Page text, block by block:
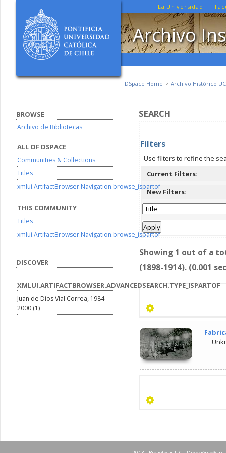
La Universidad
Archivo
DSpace Home Archivo Histórico UC
SEARCH
Filters
Use filters to refine the
Current Filters:
New Filters:
Showing 1 out of a
(1898-1914). (0.001
BROWSE
Archivo de Bibliotecas
ALL OF DSPACE
Communities & Collections
Titles
xmlui.ArtifactBrowser.Navigation.browse_ispartof
THIS COMMUNITY
Titles
xmlui.ArtifactBrowser.Navigation.browse_ispartof
DISCOVER
XMLUI.ARTIFACTBROWSER.ADVANCEDSEARCH.TYPE_ISPARTOF
Juan de Dios Vial Correa, 1984-
2000 (1)